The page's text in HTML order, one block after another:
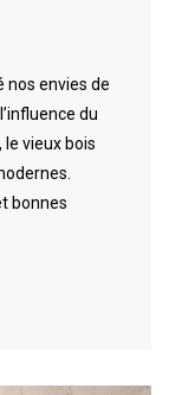
nos envies de
du
vieux bois
bonnes